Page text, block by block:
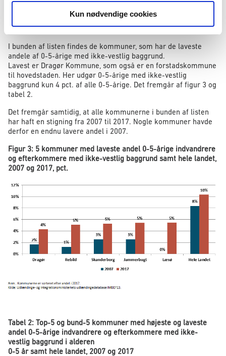
Kun nødvendige cookies
antallet af 0-5-årige med dansk oprindelse er steget endnu
mere i Rødovre end antallet af 0-5-årige med ikke-vestlig
baggrund.
I bunden af listen findes de kommuner, som har de laveste
andele af 0-5-årige med ikke-vestlig baggrund.
Lavest er Dragør Kommune, som også er en forstadskommune
til hovedstaden. Her udgør 0-5-årige med ikke-vestlig
baggrund kun 4 pct. af alle 0-5-årige. Det fremgår af figur 3 og
tabel 2.
Det fremgår samtidig, at alle kommunerne i bunden af listen
har haft en stigning fra 2007 til 2017. Nogle kommuner havde
derfor en endnu lavere andel i 2007.
Figur 3: 5 kommuner med laveste andel 0-5-årige indvandrere
og efterkommere med ikke-vestlig baggrund samt hele landet,
2007 og 2017, pct.
Tabel 2: Top-5 og bund-5 kommuner med højeste og laveste
andel 0-5-årige indvandrere og efterkommere med ikke-
vestlig baggrund i alderen
0-5 år samt hele landet, 2007 og 2017